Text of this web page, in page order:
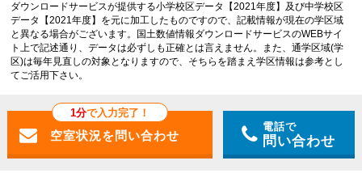
ダウンロードサービスが提供する小学校区データ【2021年度】及び中学校区
データ【2021年度】を元に加工したものですので、記載情報が現在の学区域
と異なる場合がございます。国土数値情報ダウンロードサービスのWEBサイ
ト上で記述通り、データは必ずしも正確とは言えません。また、通学区域(学
区)は毎年見直しの対象となりますので、そちらを踏まえ学区情報は参考とし
てご活用下さい。
1分で入力完了！
電話で
問い合わせ